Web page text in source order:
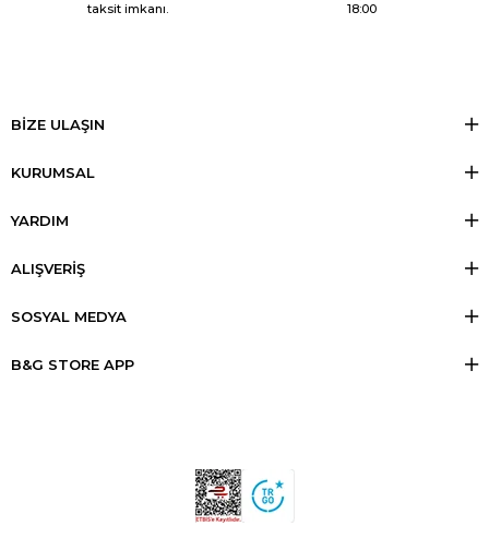
taksit imkanı.
18:00
BİZE ULAŞIN
KURUMSAL
YARDIM
ALIŞVERİŞ
SOSYAL MEDYA
B&G STORE APP